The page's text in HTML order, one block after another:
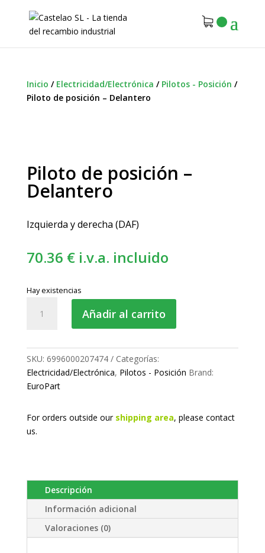
Inicio / Electricidad/Electrónica / Pilotos - Posición /
Piloto de posición – Delantero
Piloto de posición –
Delantero
Izquierda y derecha (DAF)
70.36 € i.v.a. incluido
Hay existencias
Delantero
cantidad
Añadir al carrito
SKU: 6996000207474
Categorías:
Electricidad/Electrónica, Pilotos - Posición Brand:
EuroPart
For orders outside our shipping area, please contact
us.
Descripción
Información adicional
Valoraciones (0)